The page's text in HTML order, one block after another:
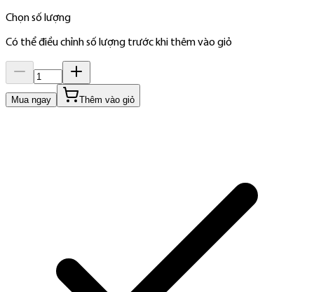
Chọn số lượng
Có thể điều chỉnh số lượng trước khi thêm vào giỏ
Mua ngay Thêm vào giỏ